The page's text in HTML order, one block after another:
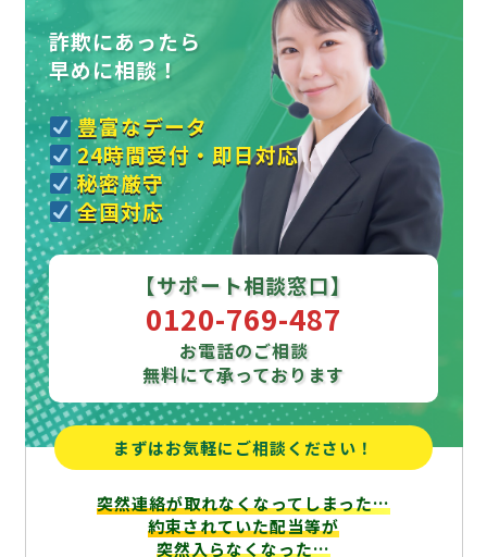
詐欺にあったら
早めに相談！
豊富なデータ
24時間受付・即日対応
秘密厳守
全国対応
【サポート相談窓口】
0120-769-487
お電話のご相談
無料にて承っております
まずはお気軽にご相談ください！
突然連絡が取れなくなってしまった…
約束されていた配当等が
突然入らなくなった…